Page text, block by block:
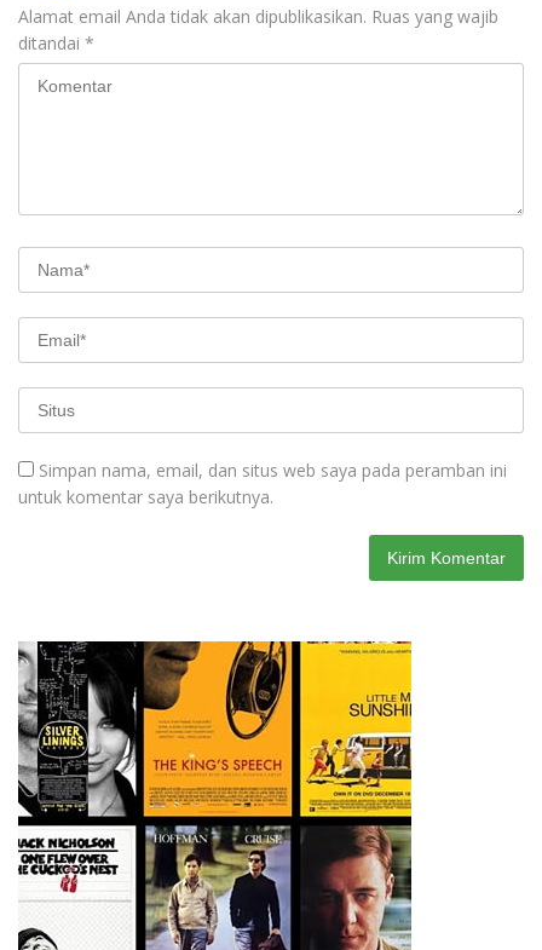
Alamat email Anda tidak akan dipublikasikan. Ruas yang wajib
ditandai *
Simpan nama, email, dan situs web saya pada peramban ini
untuk komentar saya berikutnya.